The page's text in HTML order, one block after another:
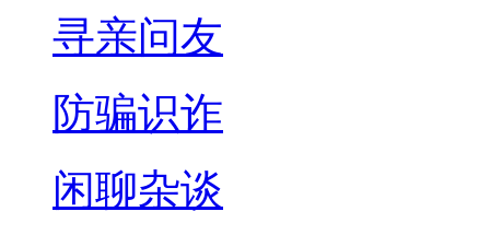
寻亲问友
防骗识诈
闲聊杂谈